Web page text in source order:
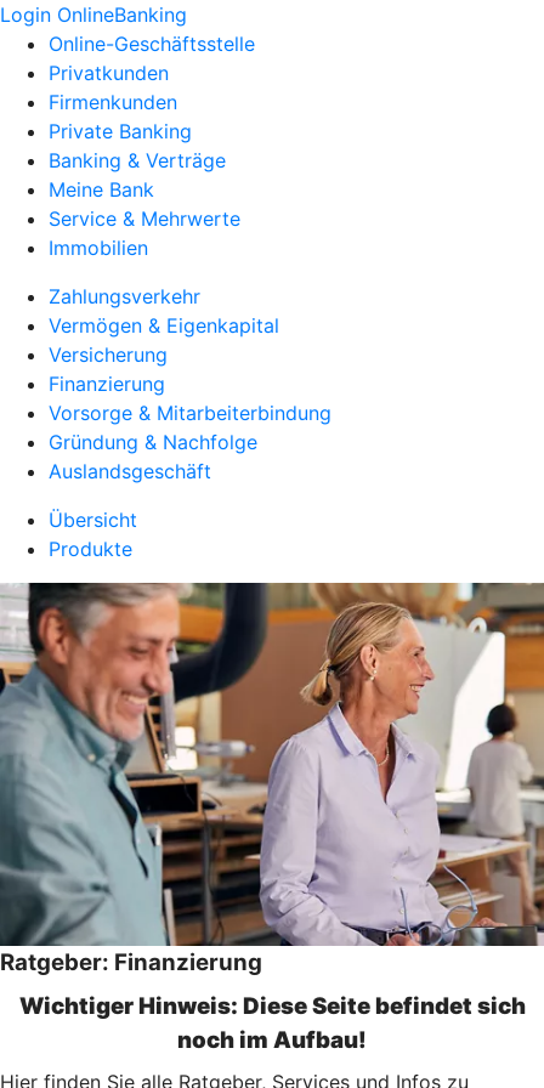
Login OnlineBanking
Online-Geschäftsstelle
Privatkunden
Firmenkunden
Private Banking
Banking & Verträge
Meine Bank
Service & Mehrwerte
Immobilien
Zahlungsverkehr
Vermögen & Eigenkapital
Versicherung
Finanzierung
Vorsorge & Mitarbeiterbindung
Gründung & Nachfolge
Auslandsgeschäft
Übersicht
Produkte
Ratgeber: Finanzierung
Wichtiger Hinweis: Diese Seite befindet sich
noch im Aufbau!
Hier finden Sie alle Ratgeber, Services und Infos zu